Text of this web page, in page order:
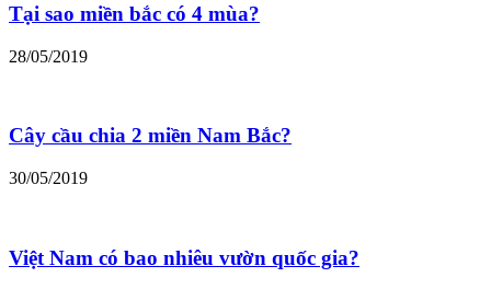
Tại sao miền bắc có 4 mùa?
28/05/2019
Cây cầu chia 2 miền Nam Bắc?
30/05/2019
Việt Nam có bao nhiêu vườn quốc gia?